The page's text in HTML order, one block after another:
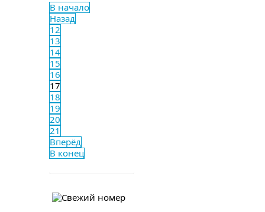
В начало
Назад
12
13
14
15
16
17
18
19
20
21
Вперёд
В конец